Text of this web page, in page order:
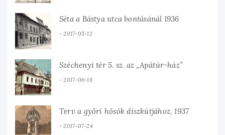
Séta a Bástya utca bontásánál 1936
2017-05-12
Széchenyi tér 5. sz. az „Apátúr-ház”
2017-06-18
Terv a győri hősök díszkútjához, 1937
2017-07-24